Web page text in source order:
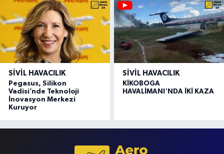
SIVIL HAVACILIK
Pegasus, Silikon
Vadisi’nde Teknoloji
İnovasyon Merkezi
Kuruyor
SIVIL HAVACILIK
KİKOBOGA
HAVALİMANI'NDA İKİ KAZA